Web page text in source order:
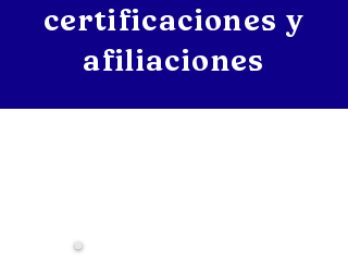
certificaciones y
afiliaciones